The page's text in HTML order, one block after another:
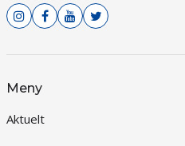
Meny
Aktuelt